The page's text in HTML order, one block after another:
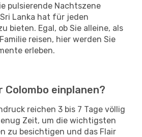
pulsierende Nachtszene
Lanka hat für jeden
bieten. Egal, ob Sie alleine, als
reisen, hier werden Sie
erleben.
Colombo einplanen?
reichen 3 bis 7 Tage völlig
Zeit, um die wichtigsten
zu besichtigen und das Flair